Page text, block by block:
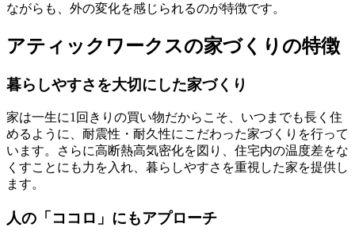
ながらも、外の変化を感じられるのが特徴です。
アティックワークスの家づくりの特徴
暮らしやすさを大切にした家づくり
家は一生に1回きりの買い物だからこそ、いつまでも長く住
めるように、 耐震性・耐久性にこだわった家づくり を行って
います。さらに高断熱高気密化を図り、住宅内の温度差をな
くすことにも力を入れ、暮らしやすさを重視した家を提供し
ます。
人の「ココロ」にもアプローチ